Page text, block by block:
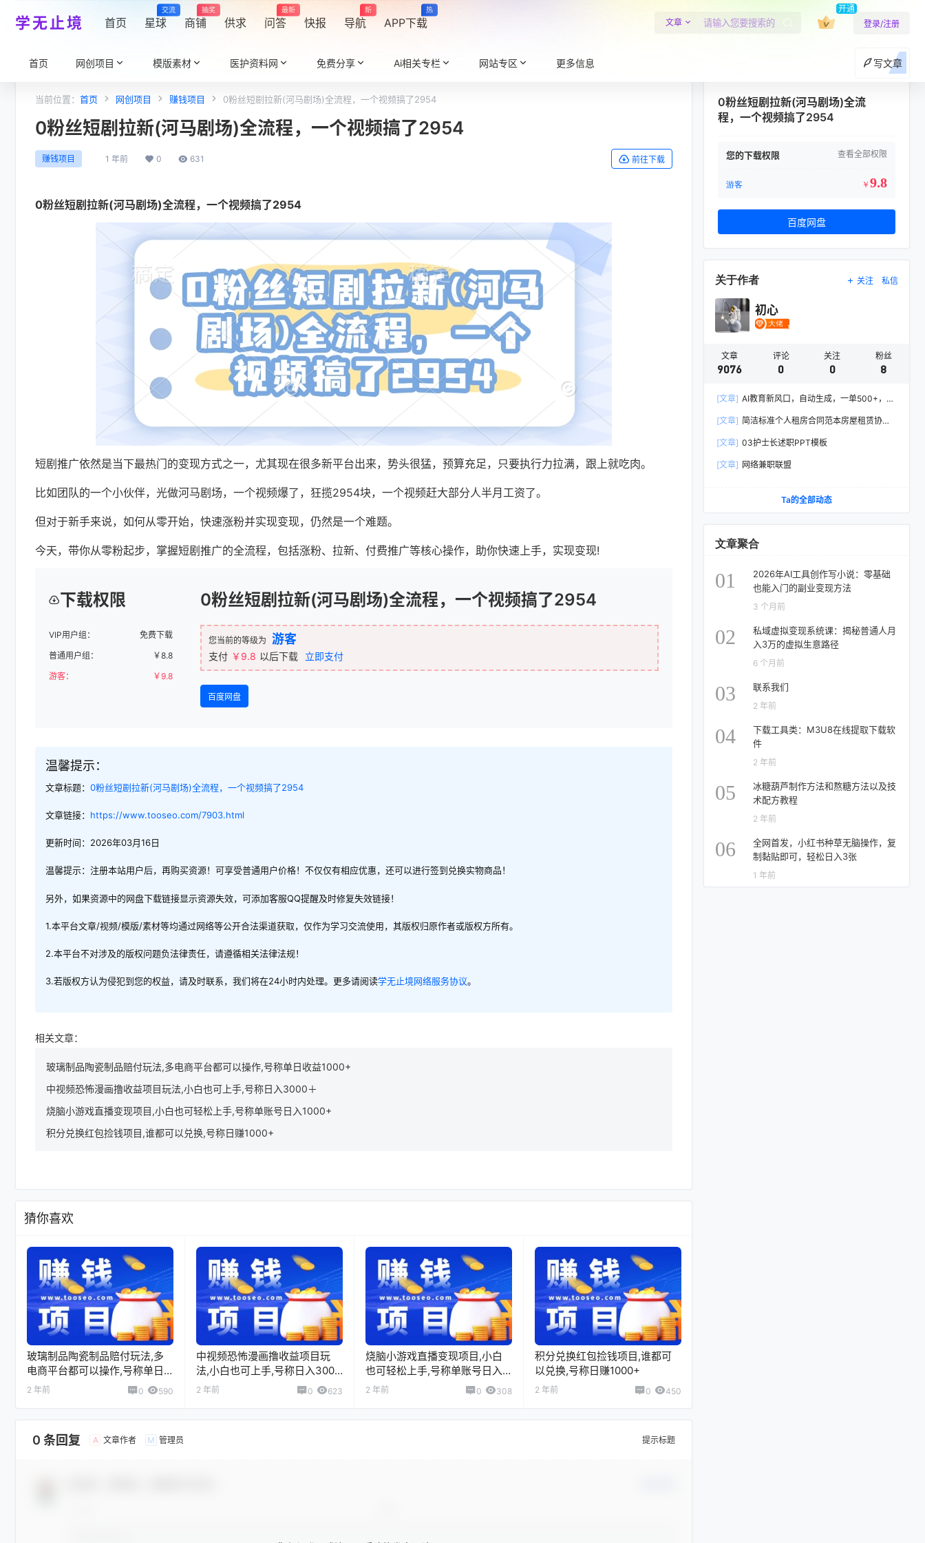
学无止境 首页 星球
交流
商铺
抽奖
供求 问答
最新
快报 导航
新
APP下载
热
文章
开通
登录/注册
首页 网创项目 模版素材 医护资料网 免费分享 Ai相关专栏 网站专区 更多信息 写文章
当前位置： 首页 网创项目 赚钱项目 0粉丝短剧拉新(河马剧场)全流程，一个视频搞了2954
0粉丝短剧拉新(河马剧场)全流程，一个视频搞了2954
赚钱项目 1 年前 0 631 前往下载
0粉丝短剧拉新(河马剧场)全流程，一个视频搞了2954
短剧推广依然是当下最热门的变现方式之一，尤其现在很多新平台出来，势头很猛，预算充足，只要执行力拉满，跟上就吃肉。
比如团队的一个小伙伴，光做河马剧场，一个视频爆了，狂揽2954块，一个视频赶大部分人半月工资了。
但对于新手来说，如何从零开始，快速涨粉并实现变现，仍然是一个难题。
今天，带你从零粉起步，掌握短剧推广的全流程，包括涨粉、拉新、付费推广等核心操作，助你快速上手，实现变现!
下载权限
VIP用户组：
免费下载
普通用户组：
￥8.8
游客：
￥9.8
0粉丝短剧拉新(河马剧场)全流程，一个视频搞了2954
您当前的等级为 游客
支付 ￥9.8 以后下载 立即支付
百度网盘
温馨提示：
文章标题： 0粉丝短剧拉新(河马剧场)全流程，一个视频搞了2954
文章链接： https://www.tooseo.com/7903.html
更新时间：2026年03月16日
温馨提示：注册本站用户后，再购买资源！可享受普通用户价格！不仅仅有相应优惠，还可以进行签到兑换实物商品！
另外，如果资源中的网盘下载链接显示资源失效，可添加客服QQ提醒及时修复失效链接！
1.本平台文章/视频/模版/素材等均通过网络等公开合法渠道获取，仅作为学习交流使用，其版权归原作者或版权方所有。
2.本平台不对涉及的版权问题负法律责任，请遵循相关法律法规！
3.若版权方认为侵犯到您的权益，请及时联系，我们将在24小时内处理。更多请阅读学无止境网络服务协议。
相关文章：
玻璃制品陶瓷制品赔付玩法,多电商平台都可以操作,号称单日收益1000+
中视频恐怖漫画撸收益项目玩法,小白也可上手,号称日入3000＋
烧脑小游戏直播变现项目,小白也可轻松上手,号称单账号日入1000+
积分兑换红包捡钱项目,谁都可以兑换,号称日赚1000+
猜你喜欢
玻璃制品陶瓷制品赔付玩法,多
电商平台都可以操作,号称单日
收益1000+
2 年前 0 590
中视频恐怖漫画撸收益项目玩
法,小白也可上手,号称日入3000
＋
2 年前 0 623
烧脑小游戏直播变现项目,小白
也可轻松上手,号称单账号日入
1000+
2 年前 0 308
积分兑换红包捡钱项目,谁都可
以兑换,号称日赚1000+
2 年前 0 450
0 条回复 A 文章作者 M 管理员 提示标题
0粉丝短剧拉新(河马剧场)全流
程，一个视频搞了2954
您的下载权限 查看全部权限
游客 ￥ 9.8
百度网盘
关于作者 关注 私信
初心
文章
9076
评论
0
关注
0
粉丝
8
[文章] AI教育新风口，自动生成，一单500+，月
[文章] 简洁标准个人租房合同范本房屋租赁协议
[文章] 03护士长述职PPT模板
[文章] 网络兼职联盟
Ta的全部动态
文章聚合
01
2026年AI工具创作写小说：零基础
也能入门的副业变现方法
3 个月前
02
私域虚拟变现系统课：揭秘普通人月
入3万的虚拟生意路径
6 个月前
03 联系我们
2 年前
04
下载工具类：M3U8在线提取下载软
件
2 年前
05
冰糖葫芦制作方法和熬糖方法以及技
术配方教程
2 年前
06
全网首发，小红书种草无脑操作，复
制黏贴即可，轻松日入3张
1 年前